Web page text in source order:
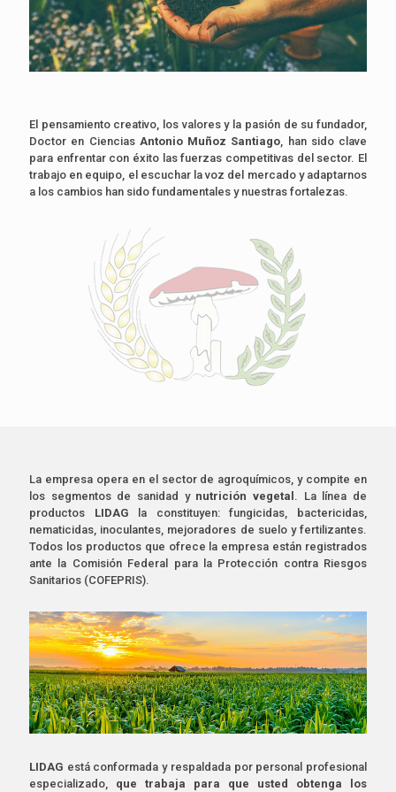
El pensamiento creativo, los valores y la pasión de su fundador,
Doctor en Ciencias Antonio Muñoz Santiago, han sido clave
para enfrentar con éxito las fuerzas competitivas del sector. El
trabajo en equipo, el escuchar la voz del mercado y adaptarnos
a los cambios han sido fundamentales y nuestras fortalezas.
La empresa opera en el sector de agroquímicos, y compite en
los segmentos de sanidad y nutrición vegetal . La línea de
productos LIDAG la constituyen: fungicidas, bactericidas,
nematicidas, inoculantes, mejoradores de suelo y fertilizantes.
Todos los productos que ofrece la empresa están registrados
ante la Comisión Federal para la Protección contra Riesgos
Sanitarios (COFEPRIS).
LIDAG está conformada y respaldada por personal profesional
especializado, que trabaja para que usted obtenga los